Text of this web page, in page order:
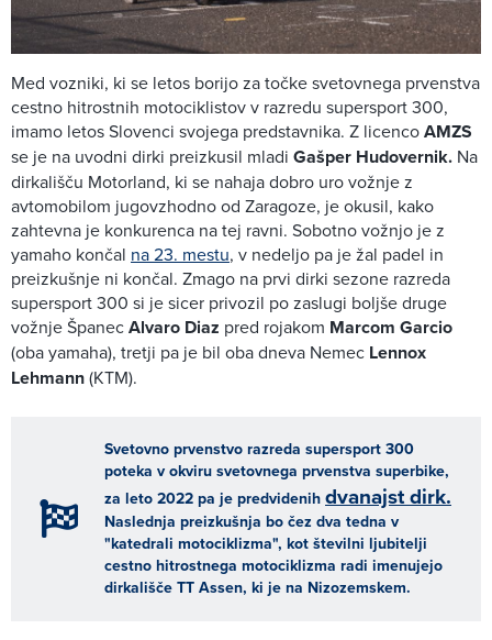
Med vozniki, ki se letos borijo za točke svetovnega prvenstva
cestno hitrostnih motociklistov v razredu supersport 300,
imamo letos Slovenci svojega predstavnika. Z licencoAMZS
se je na uvodni dirki preizkusil mladi Gašper Hudovernik. Na
dirkališču Motorland, ki se nahaja dobro uro vožnje z
avtomobilom jugovzhodno od Zaragoze, je okusil, kako
zahtevna je konkurenca na tej ravni. Sobotno vožnjo je z
yamaho končal na 23. mestu, v nedeljo pa je žal padel in
preizkušnje ni končal. Zmago na prvi dirki sezone razreda
supersport 300 si je sicer privozil po zaslugi boljše druge
vožnje ŠpanecAlvaro Diaz pred rojakom Marcom Garcio
(oba yamaha), tretji pa je bil oba dneva Nemec Lennox
Lehmann(KTM).
Svetovno prvenstvo razreda supersport 300
poteka v okviru svetovnega prvenstva superbike,
za leto 2022 pa je predvidenihdvanajst dirk.
Naslednja preizkušnja bo čez dva tedna v
"katedrali motociklizma", kot številni ljubitelji
cestno hitrostnega motociklizma radi imenujejo
dirkališče TT Assen, ki je na Nizozemskem.